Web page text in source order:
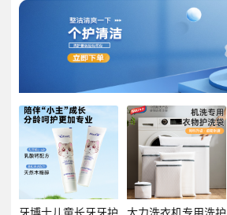
牙博士儿童长牙牙护 太力洗衣机专用洗护